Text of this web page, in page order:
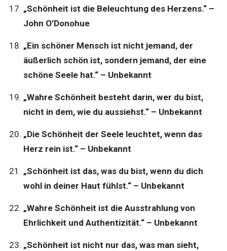
„Schönheit ist die Beleuchtung des Herzens.“ –
John O’Donohue
„Ein schöner Mensch ist nicht jemand, der
äußerlich schön ist, sondern jemand, der eine
schöne Seele hat.“ – Unbekannt
„Wahre Schönheit besteht darin, wer du bist,
nicht in dem, wie du aussiehst.“ – Unbekannt
„Die Schönheit der Seele leuchtet, wenn das
Herz rein ist.“ – Unbekannt
„Schönheit ist das, was du bist, wenn du dich
wohl in deiner Haut fühlst.“ – Unbekannt
„Wahre Schönheit ist die Ausstrahlung von
Ehrlichkeit und Authentizität.“ – Unbekannt
„Schönheit ist nicht nur das, was man sieht,